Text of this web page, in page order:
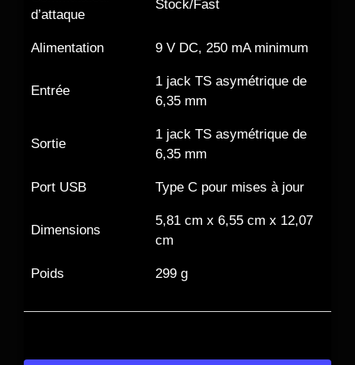
d’attaque
Stock/Fast
Alimentation 9 V DC, 250 mA minimum
Entrée
1 jack TS asymétrique de
6,35 mm
Sortie
1 jack TS asymétrique de
6,35 mm
Port USB Type C pour mises à jour
Dimensions
5,81 cm x 6,55 cm x 12,07
cm
Poids 299 g